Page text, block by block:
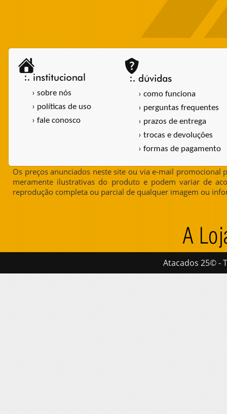
› sobre nós
› políticas de uso
› fale conosco
› como funciona
› perguntas frequentes
› prazos de entrega
› trocas e devoluções
› formas de pagamento
Os preços anunciados neste site ou via e-mail
meramente ilustrativas do produto e podem variar de
reprodução completa ou parcial de qualquer imagem ou
Atacados 25© -